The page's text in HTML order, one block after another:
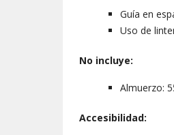
Guía en
Uso de
No incluye:
Almuerzo:
Accesibilidad: